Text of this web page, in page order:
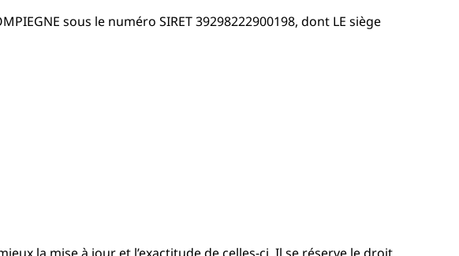
sous le numéro SIRET 39298222900198, dont LE siège